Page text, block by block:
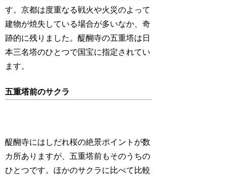
す。京都は度重なる戦火や火災のよって
建物が焼失している場合が多いなか、奇
跡的に残りました。醍醐寺の五重塔は日
本三名塔のひとつで国宝に指定されてい
ます。
五重塔前のサクラ
醍醐寺にはしだれ桜の絶景ポイントが数
カ所ありますが、五重塔前もそのうちの
ひとつです。ほかのサクラに比べて比較